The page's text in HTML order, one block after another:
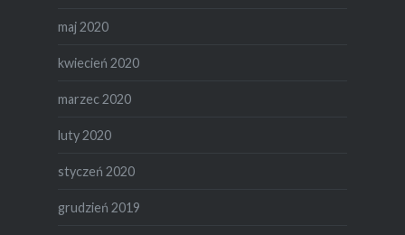
maj 2020
kwiecień 2020
marzec 2020
luty 2020
styczeń 2020
grudzień 2019